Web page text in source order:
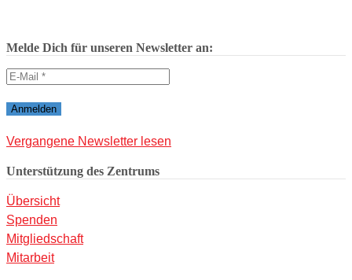
Melde Dich für unseren Newsletter an:
Vergangene Newsletter lesen
Unterstützung des Zentrums
Übersicht
Spenden
Mitgliedschaft
Mitarbeit